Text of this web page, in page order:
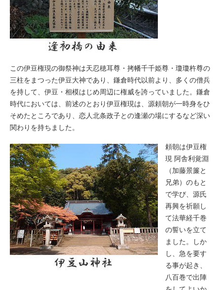
この伊豆権現の御祭神は天忍穂耳尊・拷幡千千姫尊・瓊瓊杵尊の
三柱をまつった伊豆大神であり、鎌倉時代以前より、多くの僧兵
を持して、伊豆・相模はじめ周辺に権威を誇っていました。鎌倉
時代においては、前述のとおり伊豆権現は、源頼朝が一時身をひ
そめたところであり、恋人北条政子との逢瀬の場にするなど深い
関わりを持ちました。
頼朝は伊豆権
現 阿舎利覚淵
（加藤景簾と
兄弟）のもと
で学び、源氏
再興を祈願し
て法華経千巻
の誓いを立て
ました。しか
し、急を要す
る事が起き、
八百巻で出陣